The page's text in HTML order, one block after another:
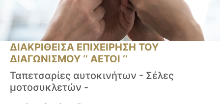
ΔΙΑΚΡΙΘΕΙΣΑ ΕΠΙΧΕΙΡΗΣΗ ΤΟΥ
ΔΙΑΓΩΝΙΣΜΟΥ ‘’ ΑΕΤΟΙ ‘’
Ταπετσαρίες αυτοκινήτων - Σέλες
μοτοσυκλετών -